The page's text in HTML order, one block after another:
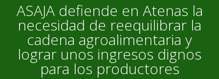
ASAJA defiende en Atenas la
necesidad de reequilibrar la
cadena agroalimentaria y
lograr unos ingresos dignos
para los productores